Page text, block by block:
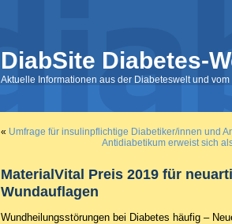
DiabSite Diabetes-
Aktuelle Informationen aus der Diabeteswelt und
« Umfrage für insulinpflichtige Diabetiker/innen und
Antidiabetikum erweist sich
MaterialVital Preis 2019 für
Wundauflagen
Wundheilungsstörungen bei Diabetes häufig –